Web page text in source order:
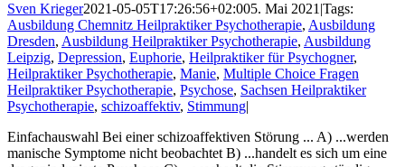
Sven Krieger2021-05-05T17:26:56+02:005. Mai 2021 |Tags:
Ausbildung Chemnitz Heilpraktiker Psychotherapie, Ausbildung
Dresden, Ausbildung Heilpraktiker Psychotherapie, Ausbildung
Leipzig, Depression, Euphorie, Heilpraktiker für Psychogner,
Heilpraktiker Psychotherapie, Manie, Multiple Choice Fragen
Heilpraktiker Psychotherapie, Psychose, Sachsen Heilpraktiker
Psychotherapie, schizoaffektiv, Stimmung|
Einfachauswahl Bei einer schizoaffektiven Störung ... A) ...werden
manische Symptome nicht beobachtet B) ...handelt es sich um eine